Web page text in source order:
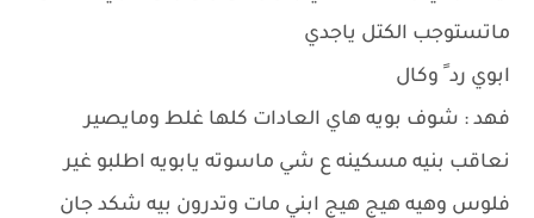
ماتستوجب الكتل ياجدي
ابوي رد ً وكال
فهد : شوف بويه هاي العادات كلها غلط ومايصير
نعاقب بنيه مسكينه ع شي ماسوته يابويه اطلبو غير
فلوس وهيه هيج هيج ابني مات وتدرون بيه شكد جان